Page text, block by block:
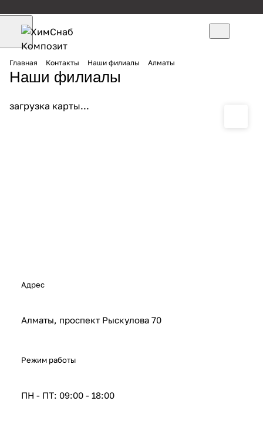
Главная Контакты Наши филиалы Алматы
Наши филиалы
загрузка карты...
Адрес
Алматы, проспект Рыскулова 70
Режим работы
ПН - ПТ: 09:00 - 18:00